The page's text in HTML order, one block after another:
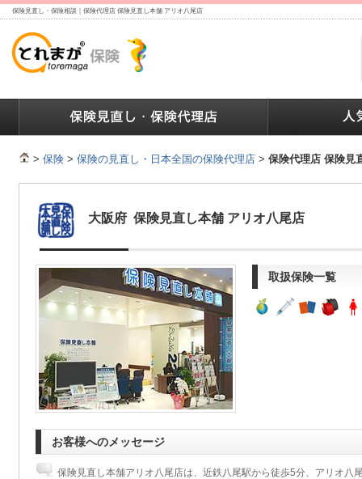
保険見直し・保険相談｜保険代理店 保険見直し本舗 アリオ八尾店
> 保険 > 保険の見直し・日本全国の保険代理店 > 保険代理店 保険見
大阪府 保険見直し本舗 アリオ八尾店
取扱保険一覧
お客様へのメッセージ
保険見直し本舗アリオ八尾店は、近鉄八尾駅から徒歩5分、アリオ八